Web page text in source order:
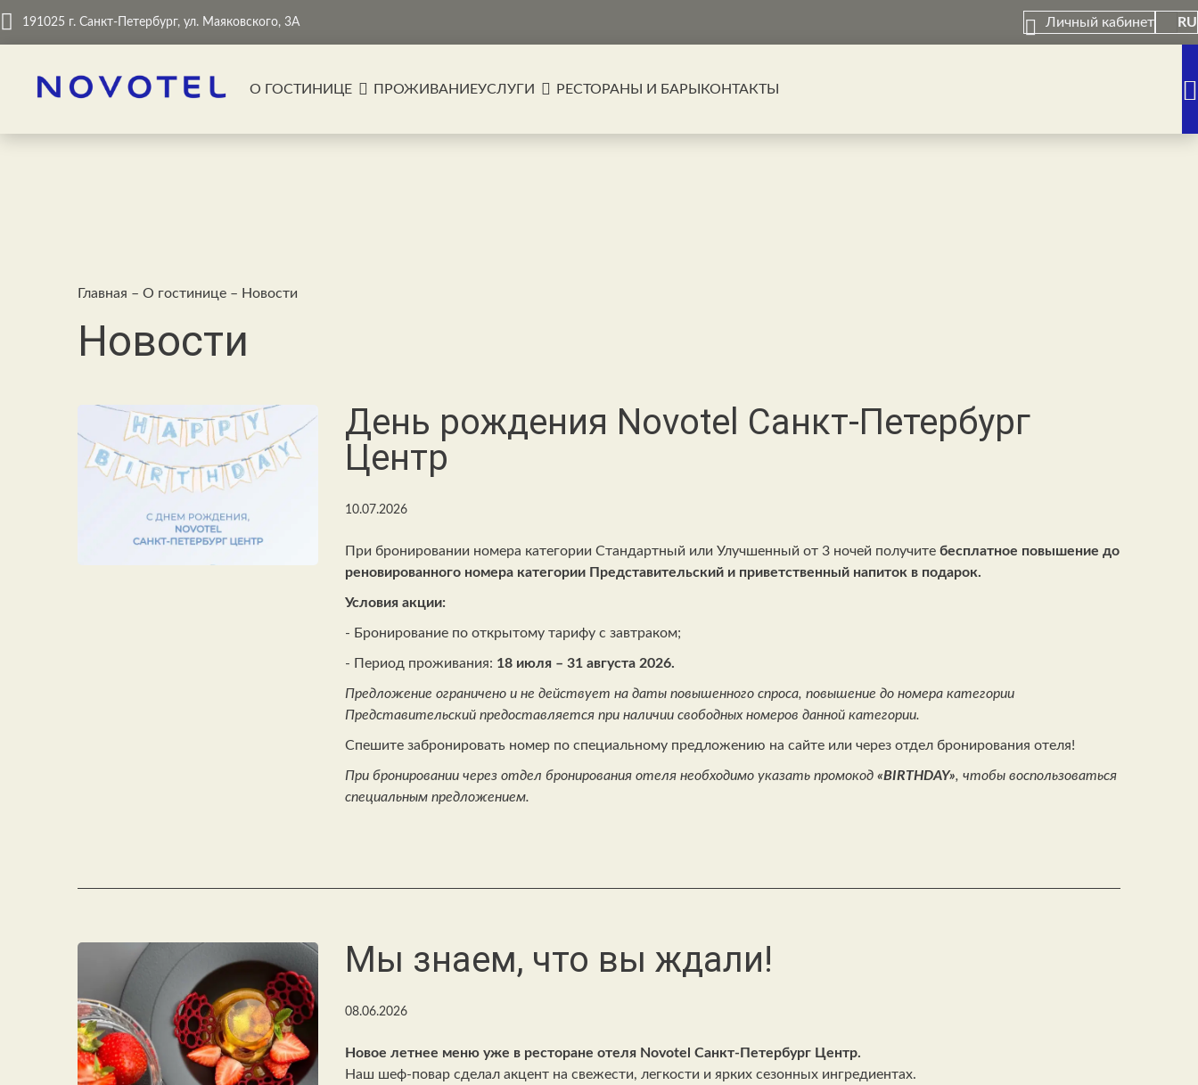
191025 г. Санкт-Петербург, ул. Маяковского, 3А Личный кабинет RU
О ГОСТИНИЦЕ ПРОЖИВАНИЕУСЛУГИ РЕСТОРАНЫ И БАРЫ КОНТАКТЫ
Главная – О гостинице – Новости
Новости
День рождения Novotel Санкт-Петербург
Центр
10.07.2026
При бронировании номера категории Стандартный или Улучшенный от 3 ночей получите бесплатное повышение до
реновированного номера категории Представительский и приветственный напиток в подарок.
Условия акции:
- Бронирование по открытому тарифу с завтраком;
- Период проживания: 18 июля – 31 августа 2026.
Предложение ограничено и не действует на даты повышенного спроса, повышение до номера категории
Представительский предоставляется при наличии свободных номеров данной категории.
Спешите забронировать номер по специальному предложению на сайте или через отдел бронирования отеля!
При бронировании через отдел бронирования отеля необходимо указать промокод «BIRTHDAY», чтобы воспользоваться
специальным предложением.
Мы знаем, что вы ждали!
08.06.2026
Новое летнее меню уже в ресторане отеля Novotel Санкт-Петербург Центр.
Наш шеф-повар сделал акцент на свежести, легкости и ярких сезонных ингредиентах.